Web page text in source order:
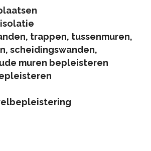
trappen, tussenmuren,
scheidingswanden,
muren bepleisteren